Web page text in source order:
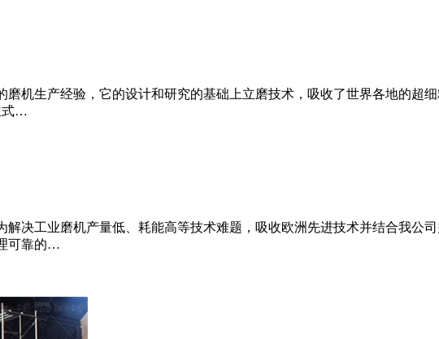
磨机生产经验，它的设计和研究的基础上立磨技术，吸收了世界各地的超
式…
解决工业磨机产量低、耗能高等技术难题，吸收欧洲先进技术并结合我公
可靠的…